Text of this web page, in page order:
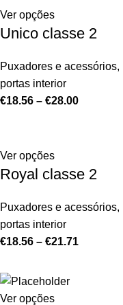
Ver opções
Unico classe 2
Puxadores e acessórios,
portas interior
€18.56 – €28.00
Ver opções
Royal classe 2
Puxadores e acessórios,
portas interior
€18.56 – €21.71
Ver opções